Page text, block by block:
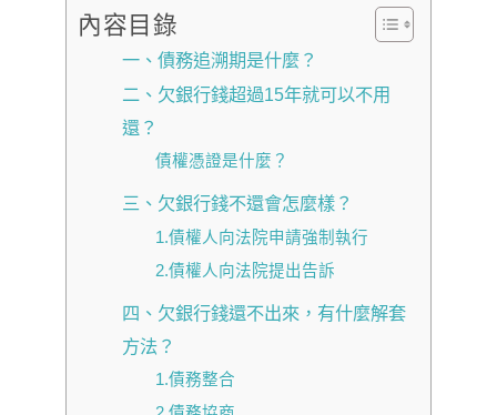
內容目錄
一、債務追溯期是什麼？
二、欠銀行錢超過15年就可以不用
還？
債權憑證是什麼？
三、欠銀行錢不還會怎麼樣？
1.債權人向法院申請強制執行
2.債權人向法院提出告訴
四、欠銀行錢還不出來，有什麼解套
方法？
1.債務整合